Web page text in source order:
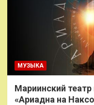
МУЗЫКА
Мариинский
«Ариадна на